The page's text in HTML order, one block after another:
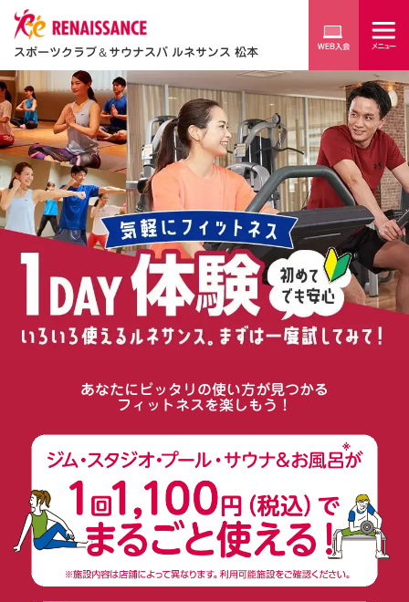
スポーツクラブ＆サウナスパ ルネサンス 松本
あなたにピッタリの使い方が見つかる
フィットネスを楽しもう！